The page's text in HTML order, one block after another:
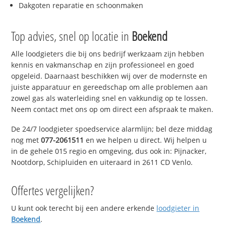
Dakgoten reparatie en schoonmaken
Top advies, snel op locatie in Boekend
Alle loodgieters die bij ons bedrijf werkzaam zijn hebben
kennis en vakmanschap en zijn professioneel en goed
opgeleid. Daarnaast beschikken wij over de modernste en
juiste apparatuur en gereedschap om alle problemen aan
zowel gas als waterleiding snel en vakkundig op te lossen.
Neem contact met ons op om direct een afspraak te maken.
De 24/7 loodgieter spoedservice alarmlijn; bel deze middag
nog met077-2061511 en we helpen u direct. Wij helpen u
in de gehele 015 regio en omgeving, dus ook in: Pijnacker,
Nootdorp, Schipluiden en uiteraard in 2611 CD Venlo.
Offertes vergelijken?
U kunt ook terecht bij een andere erkende loodgieter in
Boekend.